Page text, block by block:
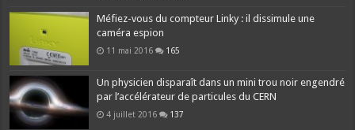
Méfiez-vous du compteur Linky : il dissimule une
caméra espion
11 mai 2016 165
Un physicien disparaît dans un mini trou noir engendré
par l’accélérateur de particules du CERN
4 juillet 2016 137